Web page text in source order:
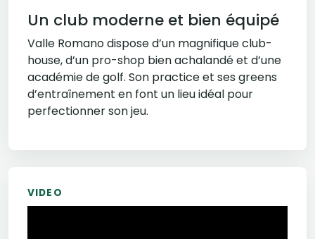
Un club moderne et bien équipé
Valle Romano dispose d’un magnifique club-
house, d’un pro-shop bien achalandé et d’une
académie de golf. Son practice et ses greens
d’entraînement en font un lieu idéal pour
perfectionner son jeu.
VIDEO